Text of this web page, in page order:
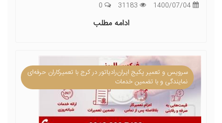
ادامه مطلب
سرویس و تعمیر پکیج ایران‌رادیاتور در کرج با تعمیرکاران حرفه‌ای
نمایندگی و با تضمین خدمات